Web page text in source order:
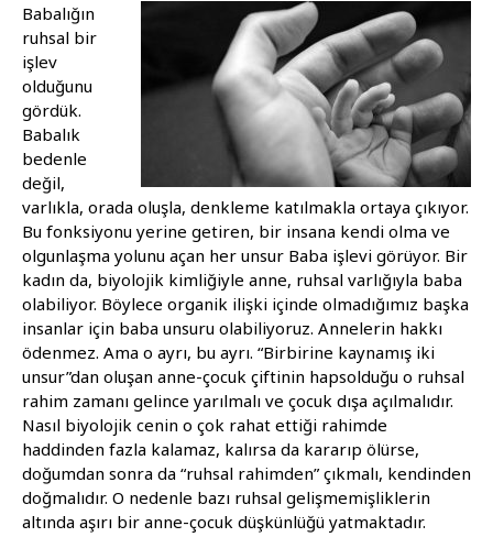
Babalığın
ruhsal bir
işlev
olduğunu
gördük.
Babalık
bedenle
değil,
varlıkla, orada oluşla, denkleme katılmakla ortaya çıkıyor.
Bu fonksiyonu yerine getiren, bir insana kendi olma ve
olgunlaşma yolunu açan her unsur Baba işlevi görüyor. Bir
kadın da, biyolojik kimliğiyle anne, ruhsal varlığıyla baba
olabiliyor. Böylece organik ilişki içinde olmadığımız başka
insanlar için baba unsuru olabiliyoruz. Annelerin hakkı
ödenmez. Ama o ayrı, bu ayrı. “Birbirine kaynamış iki
unsur”dan oluşan anne-çocuk çiftinin hapsolduğu o ruhsal
rahim zamanı gelince yarılmalı ve çocuk dışa açılmalıdır.
Nasıl biyolojik cenin o çok rahat ettiği rahimde
haddinden fazla kalamaz, kalırsa da kararıp ölürse,
doğumdan sonra da “ruhsal rahimden” çıkmalı, kendinden
doğmalıdır. O nedenle bazı ruhsal gelişmemişliklerin
altında aşırı bir anne-çocuk düşkünlüğü yatmaktadır.